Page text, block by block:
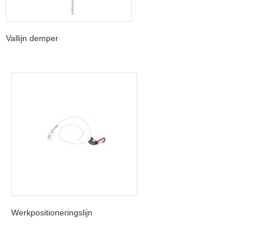
Vallijn demper
Werkpositioneringslijn